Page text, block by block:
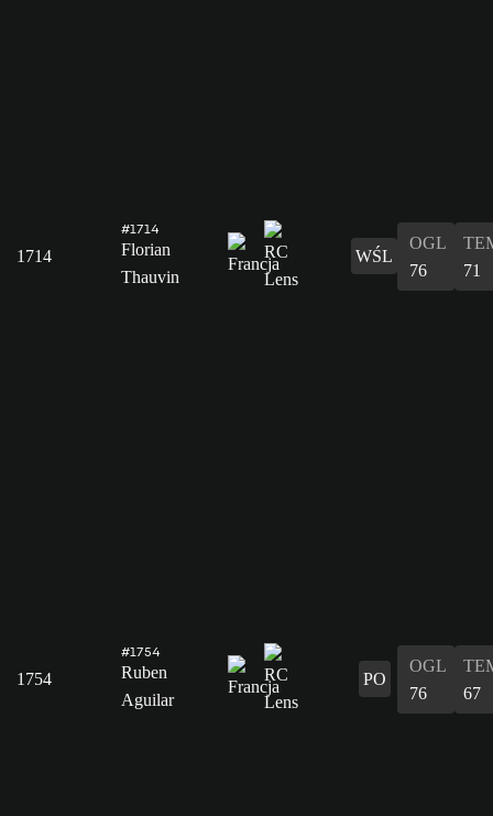
1714
#1714
Florian
Thauvin
WŚL
OGL
76
71
1754
#1754
Ruben
Aguilar
PO
OGL
76
67